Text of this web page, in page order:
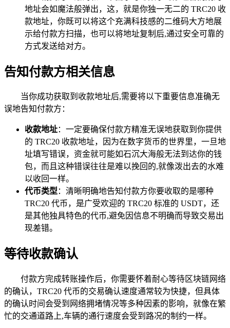
地址会如魔法般弹出，这，就是你独一无二的 TRC20 收
款地址，你既可以将这个充满科技感的二维码大方地展
示给付款方扫描，也可以将地址复制后,通过安全可靠的
方式发送给对方。
告知付款方相关信息
当你成功获取到收款地址后,需要将以下重要信息准确无
误地告知付款方：
收款地址：一定要确保付款方精准无误地获取到你提供
的 TRC20 收款地址，因为在数字货币的世界里，一旦地
址填写错误，资金就可能如石沉大海般无法到达你的钱
包，而且这种错误往往是难以挽回的,就像泼出去的水难
以收回一样。
代币类型：清晰明确地告知付款方你要收取的是哪种
TRC20 代币，是广受欢迎的 TRC20 标准的 USDT，还
是其他独具特色的代币,避免因信息不明确而导致交易出
现差错。
等待收款确认
付款方完成转账操作后，你需要怀着耐心等待区块链网络
的确认，TRC20 代币的交易确认速度通常较为快捷，但具体
的确认时间会受到网络拥堵情况等多种因素的影响，就像在繁
忙的交通道路上,车辆的通行速度会受到路况的制约一样。